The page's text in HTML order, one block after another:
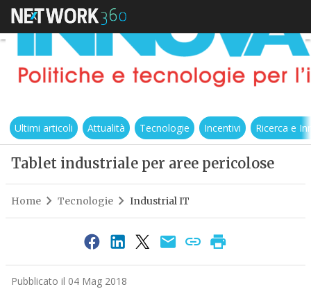
Ultimi articoli Attualità Tecnologie Incentivi Ricerca e
Tablet industriale per aree pericolose
Home Tecnologie Industrial IT
Pubblicato il 04 Mag 2018